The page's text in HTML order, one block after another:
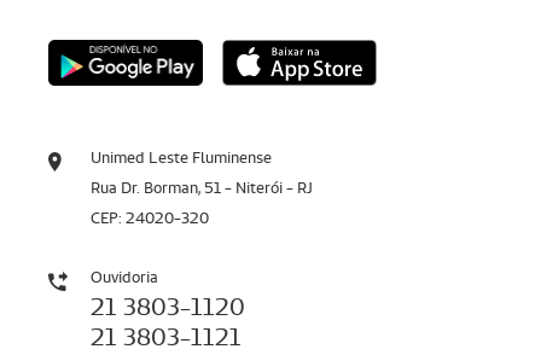
Unimed Leste Fluminense
Rua Dr. Borman, 51 - Niterói - RJ
CEP: 24020-320
Ouvidoria
21 3803-1120
21 3803-1121